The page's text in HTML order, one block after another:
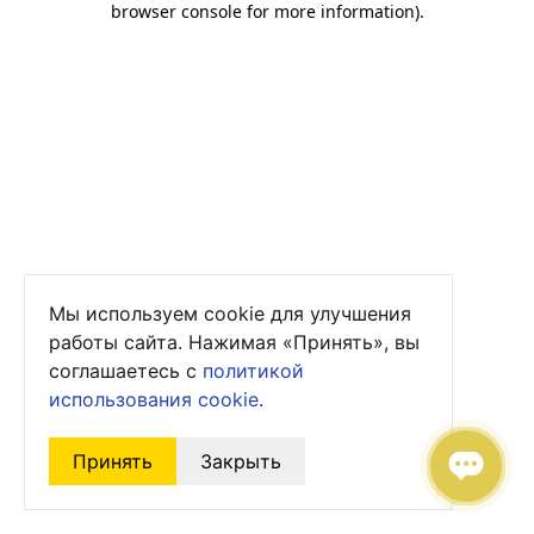
browser console for more information).
Мы используем cookie для улучшения
работы сайта. Нажимая «Принять», вы
соглашаетесь с политикой
использования cookie.
Принять Закрыть